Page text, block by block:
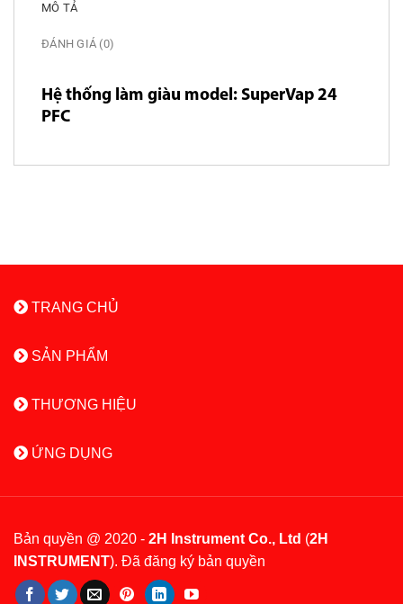
MÔ TẢ
ĐÁNH GIÁ (0)
Hệ thống làm giàu model: SuperVap 24
PFC
TRANG CHỦ
SẢN PHẨM
THƯƠNG HIỆU
ỨNG DỤNG
Bản quyền @ 2020 - 2H Instrument Co., Ltd (2H
INSTRUMENT). Đã đăng ký bản quyền